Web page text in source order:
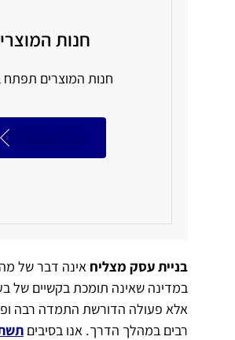
חנות
חנות המוצרים תפתח
בניית עסק מצליח אינה דבר של
במדינה שאינה תומכת בקשיים של
אלא פעולה הדורשת התמדה רבה
רבים במהלך הדרך. אנו בסיבים